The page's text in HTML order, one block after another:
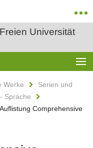
Universität
Werke
Serien und
Sprache
Auflistung Comprehensive